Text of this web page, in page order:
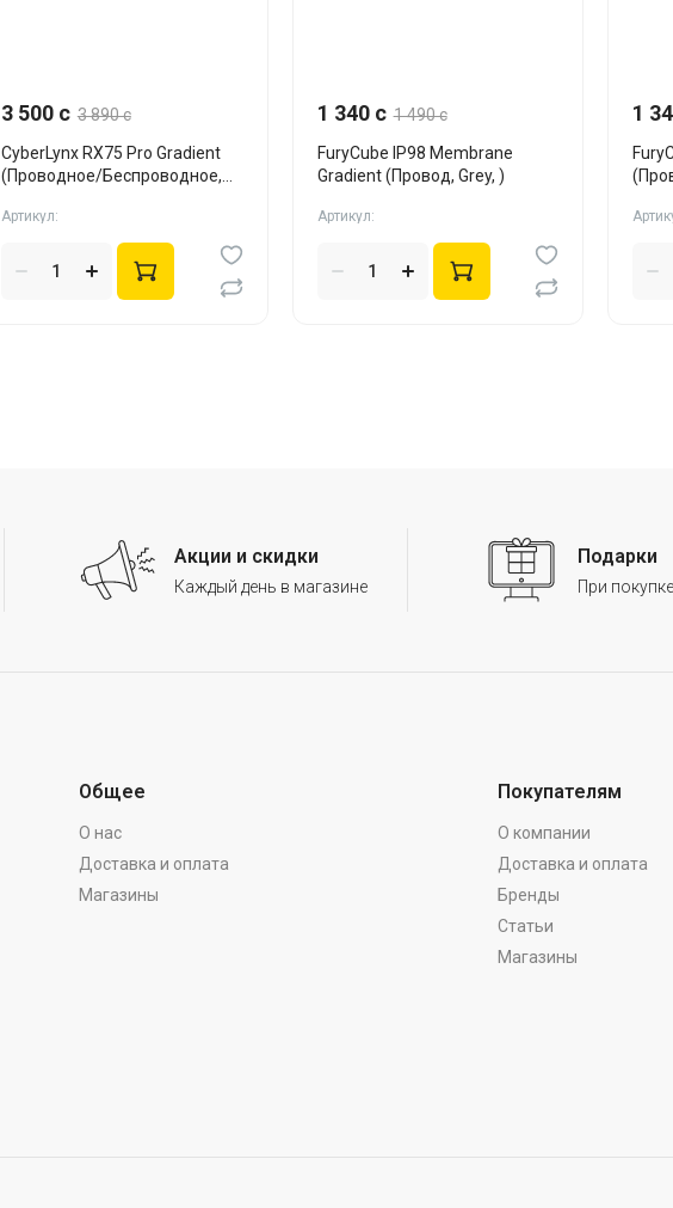
3 500 c 3 890 c
CyberLynx RX75 Pro Gradient
(Проводное/Беспроводное,
Артикул:
1 340 c 1 490 c
FuryCube IP98 Membrane
Gradient (Провод, Grey, )
Артикул:
1
Акции и скидки
Каждый день в магазине
Подарки
При
Общее
О нас
Доставка и оплата
Магазины
Покупателям
О компании
Доставка и оплата
Бренды
Статьи
Магазины